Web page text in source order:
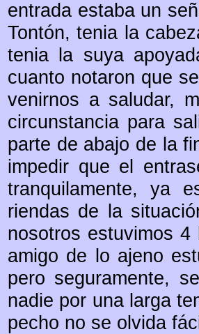
entrada estaba un
Tontón, tenia la
tenia la suya
cuanto notaron que
venirnos a saludar,
circunstancia para
parte de abajo de la
impedir que el
tranquilamente, ya
riendas de la
nosotros estuvimos
amigo de lo ajeno
pero seguramente,
nadie por una larga
pecho no se olvida